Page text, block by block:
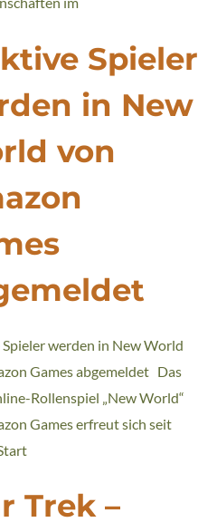
Spieler
in New
von
werden in New World
Games abgemeldet Das
Rollenspiel „New World“
Games erfreut sich seit
Trek –